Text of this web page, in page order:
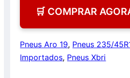
🛒 COMPRAR
Pneus Aro 19, Pneus 235/
Importados, Pneus Xbri